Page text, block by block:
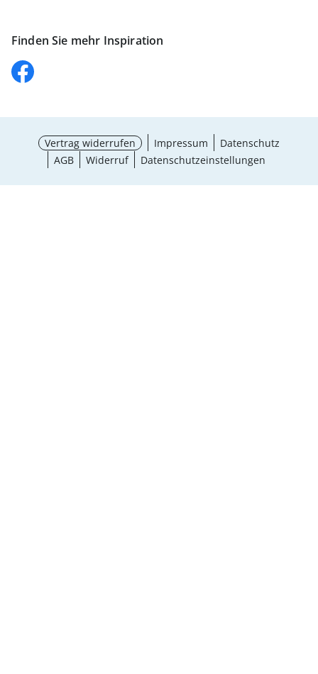
Finden Sie mehr Inspiration
Vertrag widerrufen Impressum
Datenschutz
AGB
Widerruf Datenschutzeinstellungen